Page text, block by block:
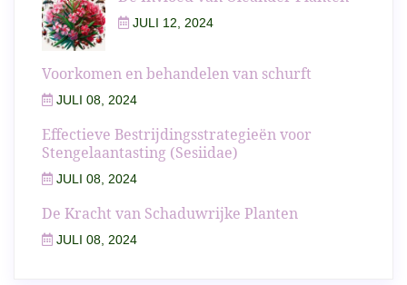
JULI 12, 2024
Voorkomen en behandelen van schurft
JULI 08, 2024
Effectieve Bestrijdingsstrategieën voor
Stengelaantasting (Sesiidae)
JULI 08, 2024
De Kracht van Schaduwrijke Planten
JULI 08, 2024